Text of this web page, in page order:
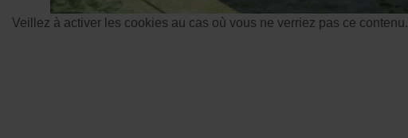
Veillez à activer les cookies au cas où vous ne verriez pas ce contenu.